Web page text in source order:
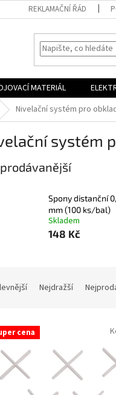
REKLAMAČNÍ ŘÁD
MATERIÁL
Nivelační systém pro
systém
Spony distanční
mm (100 ks/bal)
Skladem
148 Kč
Nejdražší
cena